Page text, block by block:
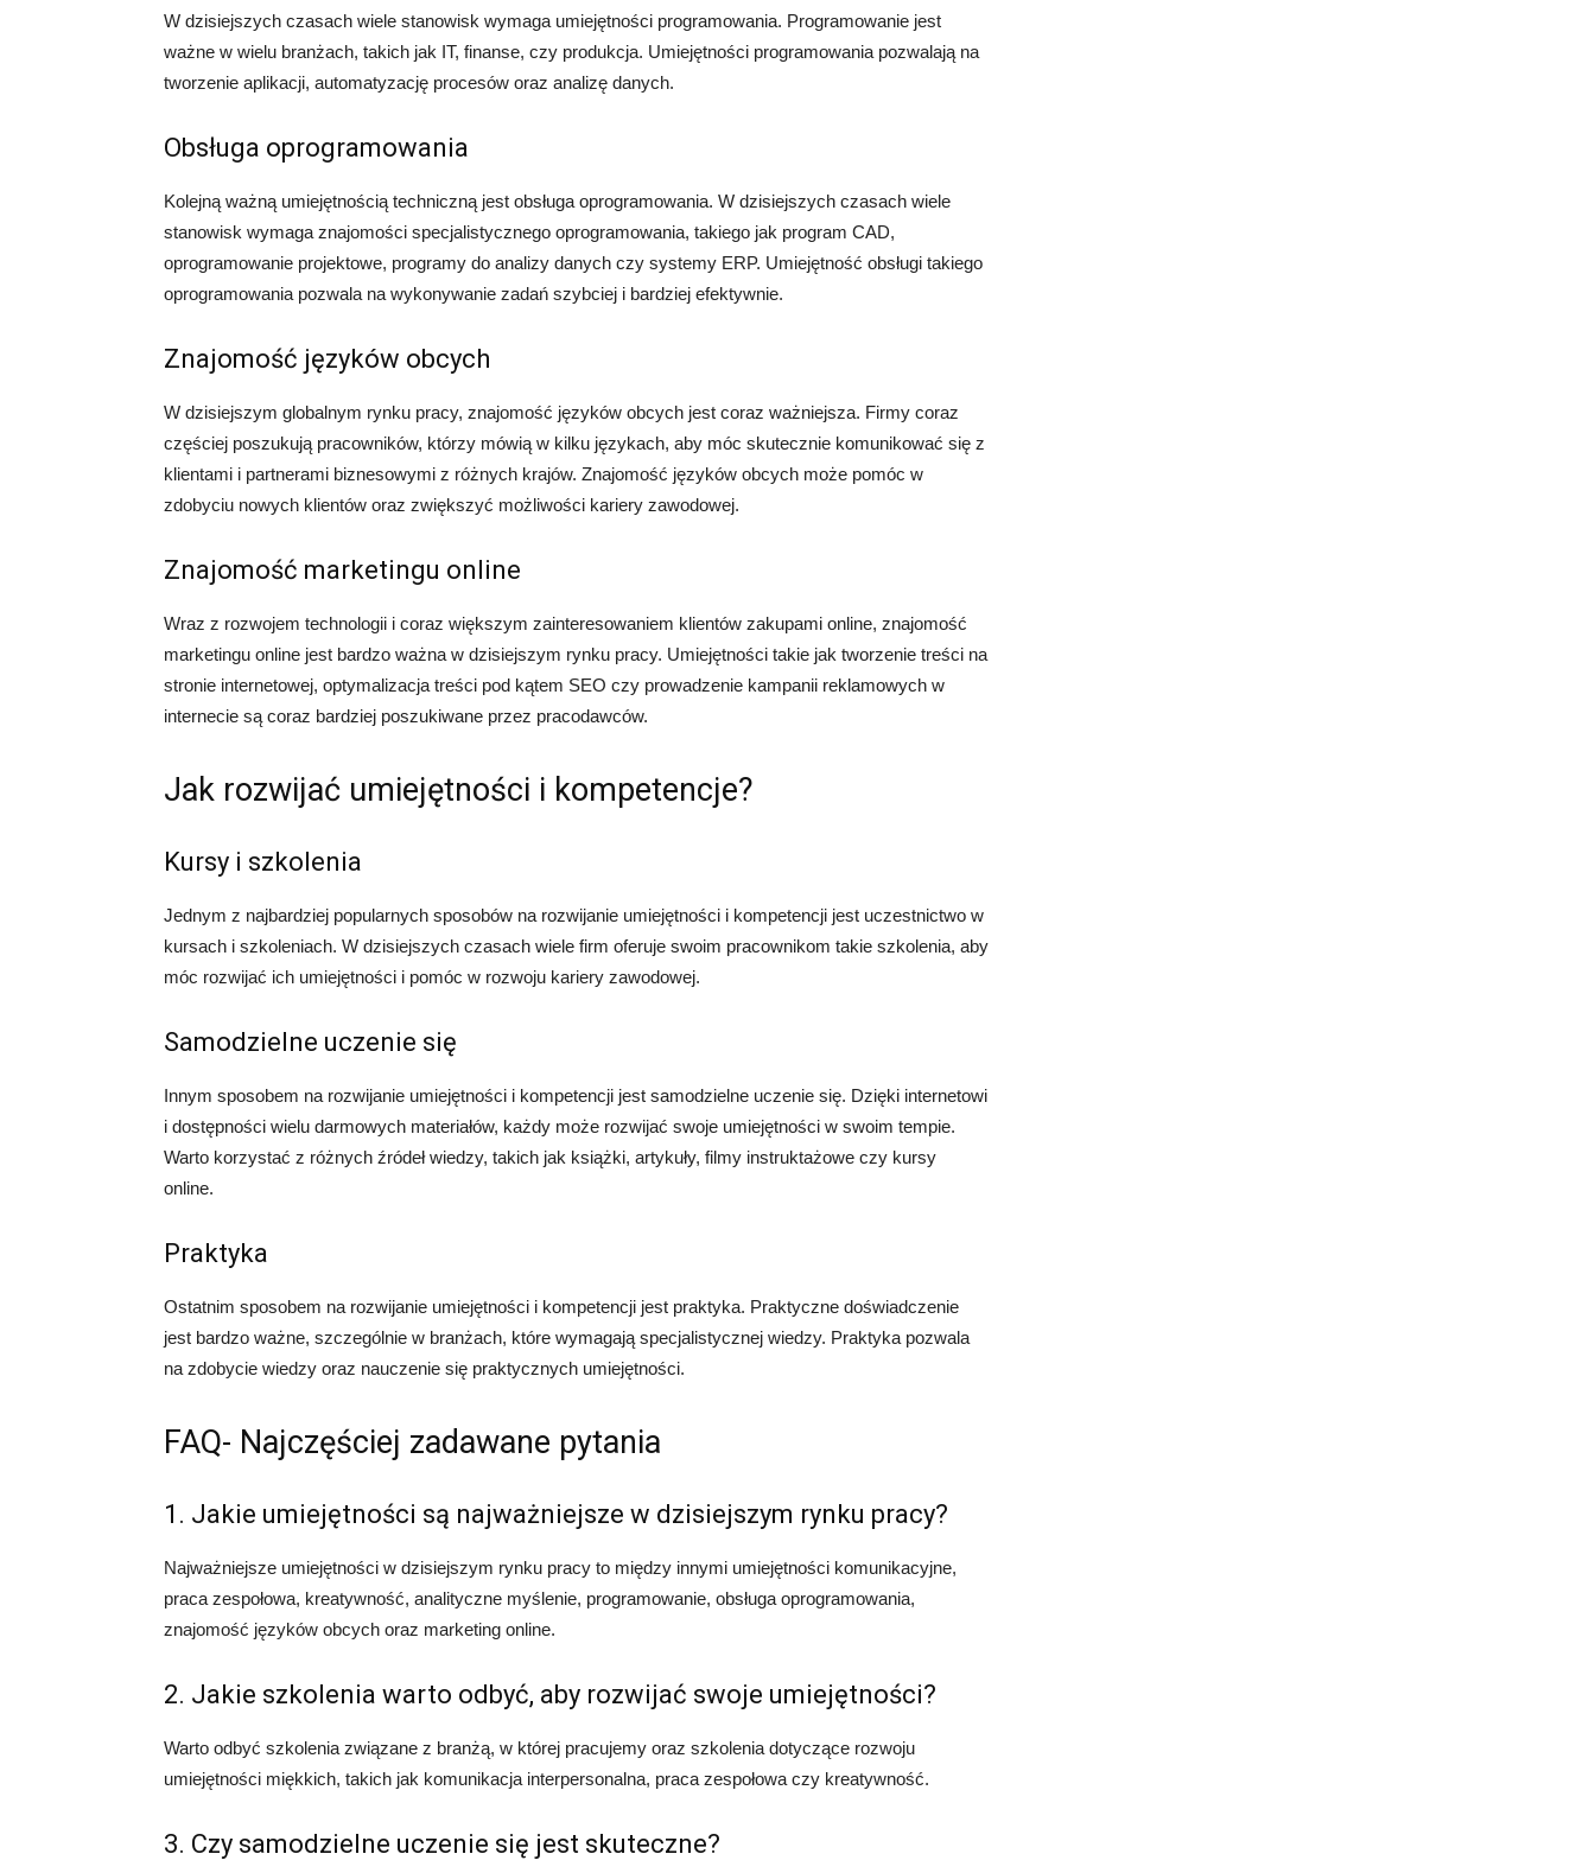
W dzisiejszych czasach wiele stanowisk wymaga umiejętności programowania. Programowanie jest
ważne w wielu branżach, takich jak IT, finanse, czy produkcja. Umiejętności programowania pozwalają na
tworzenie aplikacji, automatyzację procesów oraz analizę danych.
Obsługa oprogramowania
Kolejną ważną umiejętnością techniczną jest obsługa oprogramowania. W dzisiejszych czasach wiele
stanowisk wymaga znajomości specjalistycznego oprogramowania, takiego jak program CAD,
oprogramowanie projektowe, programy do analizy danych czy systemy ERP. Umiejętność obsługi takiego
oprogramowania pozwala na wykonywanie zadań szybciej i bardziej efektywnie.
Znajomość języków obcych
W dzisiejszym globalnym rynku pracy, znajomość języków obcych jest coraz ważniejsza. Firmy coraz
częściej poszukują pracowników, którzy mówią w kilku językach, aby móc skutecznie komunikować się z
klientami i partnerami biznesowymi z różnych krajów. Znajomość języków obcych może pomóc w
zdobyciu nowych klientów oraz zwiększyć możliwości kariery zawodowej.
Znajomość marketingu online
Wraz z rozwojem technologii i coraz większym zainteresowaniem klientów zakupami online, znajomość
marketingu online jest bardzo ważna w dzisiejszym rynku pracy. Umiejętności takie jak tworzenie treści na
stronie internetowej, optymalizacja treści pod kątem SEO czy prowadzenie kampanii reklamowych w
internecie są coraz bardziej poszukiwane przez pracodawców.
Jak rozwijać umiejętności i kompetencje?
Kursy i szkolenia
Jednym z najbardziej popularnych sposobów na rozwijanie umiejętności i kompetencji jest uczestnictwo w
kursach i szkoleniach. W dzisiejszych czasach wiele firm oferuje swoim pracownikom takie szkolenia, aby
móc rozwijać ich umiejętności i pomóc w rozwoju kariery zawodowej.
Samodzielne uczenie się
Innym sposobem na rozwijanie umiejętności i kompetencji jest samodzielne uczenie się. Dzięki internetowi
i dostępności wielu darmowych materiałów, każdy może rozwijać swoje umiejętności w swoim tempie.
Warto korzystać z różnych źródeł wiedzy, takich jak książki, artykuły, filmy instruktażowe czy kursy
online.
Praktyka
Ostatnim sposobem na rozwijanie umiejętności i kompetencji jest praktyka. Praktyczne doświadczenie
jest bardzo ważne, szczególnie w branżach, które wymagają specjalistycznej wiedzy. Praktyka pozwala
na zdobycie wiedzy oraz nauczenie się praktycznych umiejętności.
FAQ- Najczęściej zadawane pytania
1. Jakie umiejętności są najważniejsze w dzisiejszym rynku pracy?
Najważniejsze umiejętności w dzisiejszym rynku pracy to między innymi umiejętności komunikacyjne,
praca zespołowa, kreatywność, analityczne myślenie, programowanie, obsługa oprogramowania,
znajomość języków obcych oraz marketing online.
2. Jakie szkolenia warto odbyć, aby rozwijać swoje umiejętności?
Warto odbyć szkolenia związane z branżą, w której pracujemy oraz szkolenia dotyczące rozwoju
umiejętności miękkich, takich jak komunikacja interpersonalna, praca zespołowa czy kreatywność.
3. Czy samodzielne uczenie się jest skuteczne?